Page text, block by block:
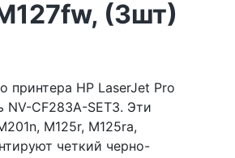
(3шт)
принтера HP LaserJet Pro
CF283A-SET3. Эти
M125r, M125ra,
четкий черно-